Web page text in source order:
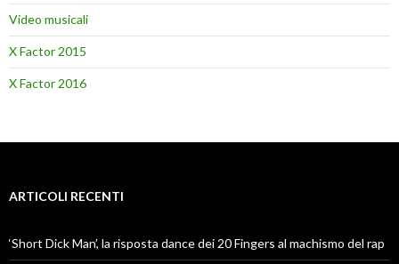
Video musicali
X Factor 2015
X Factor 2016
ARTICOLI RECENTI
‘Short Dick Man’, la risposta dance dei 20 Fingers al machismo del rap